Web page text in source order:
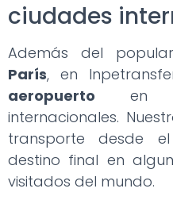
ciudades
Además del
París, en
aeropuerto en
internacionales.
transporte desde
destino final en
visitados del mundo.